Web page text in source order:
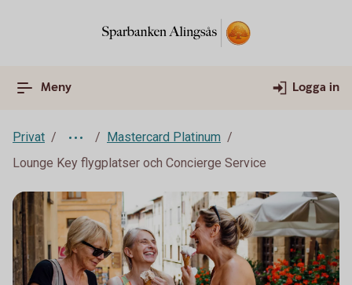
Meny Logga in
Privat
Mastercard Platinum
Lounge Key flygplatser och Concierge Service